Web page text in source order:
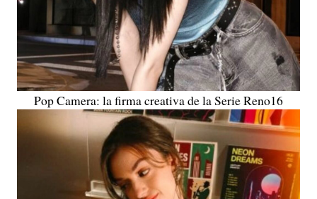
Pop Camera: la firma creativa de la Serie Reno16